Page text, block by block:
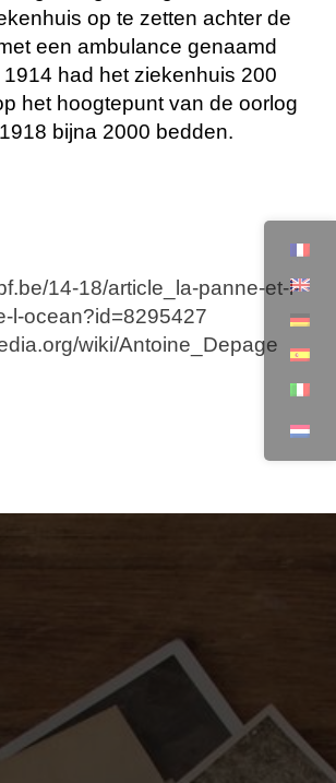
op te zetten achter de
een ambulance genaamd
had het ziekenhuis 200
het hoogtepunt van de oorlog
bijna 2000 bedden.
14-18/article_la-panne-et-l-
l-ocean?id=8295427
wiki/Antoine_Depage